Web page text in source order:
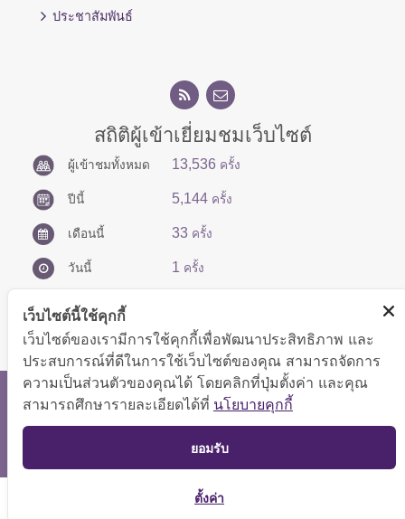
ประชาสัมพันธ์
สถิติผู้เข้าเยี่ยมชมเว็บไซต์
ผู้เข้าชมทั้งหมด 13,536 ครั้ง
ปีนี้ 5,144 ครั้ง
เดือนนี้ 33 ครั้ง
วันนี้ 1 ครั้ง
สงวนลิขสิทธิ์ © 2566 กองบริหารการคลัง
แสดงผลได้ดีที่ขนาดหน้าจอ 1024x768 pixel
แผนผังเว็บไซต์
TOP
เว็บไซต์นี้ใช้คุกกี้
เว็บไซต์ของเรามีการใช้คุกกี้เพื่อพัฒนาประสิทธิภาพ และ
ประสบการณ์ที่ดีในการใช้เว็บไซต์ของคุณ สามารถจัดการ
ความเป็นส่วนตัวของคุณได้ โดยคลิกที่ปุ่มตั้งค่า และคุณ
สามารถศึกษารายละเอียดได้ที่ นโยบายคุกกี้
ยอมรับ
ตั้งค่า